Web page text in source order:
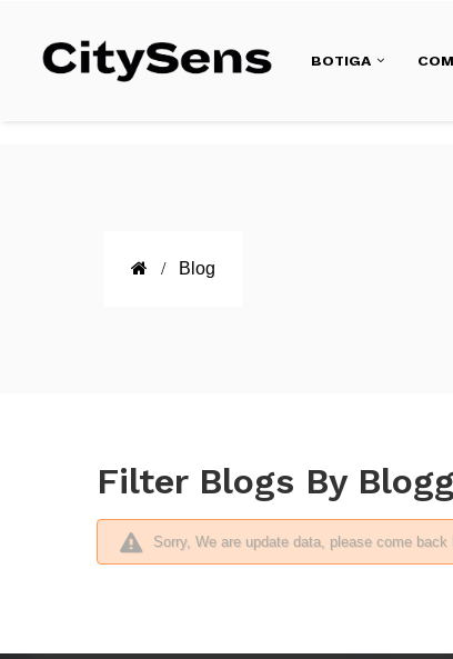
BOTIGA
Blog
Filter Blogs By
Sorry, We are update data, please come back